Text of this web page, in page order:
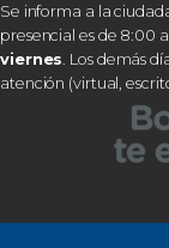
Se informa a la
presencial es de 8:00
viernes. Los demás
atención (virtual,